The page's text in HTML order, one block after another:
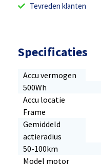
Tevreden klanten
Specificaties
Accu vermogen
500Wh
Accu locatie
Frame
Gemiddeld
actieradius
50-100km
Model motor